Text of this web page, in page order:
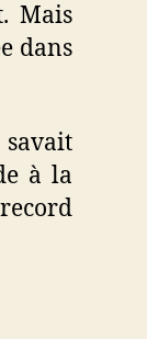
Mais
dans
à la